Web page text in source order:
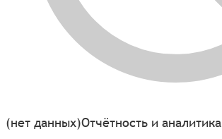
(нет данных)Отчётность и аналитика